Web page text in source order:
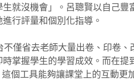
就沒機會」。呂聰賢以自己
行評量和個別化指導。
僅省去老師大量出卷、印卷、
掌握學生的學習成效。而在提
個工具能夠讓課堂上的互動更